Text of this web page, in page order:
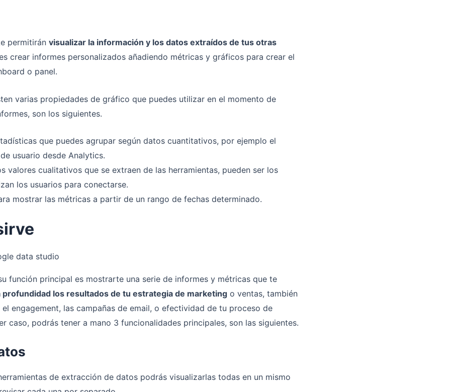
permitirán visualizar la información y los datos extraídos de tus otras
crear informes personalizados añadiendo métricas y gráficos para crear el
o panel.
varias propiedades de gráfico que puedes utilizar en el momento de
son los siguientes.
que puedes agrupar según datos cuantitativos, por ejemplo el
usuario desde Analytics.
valores cualitativos que se extraen de las herramientas, pueden ser los
los usuarios para conectarse.
mostrar las métricas a partir de un rango de fechas determinado.
función principal es mostrarte una serie de informes y métricas que te
profundidad los resultados de tu estrategia de marketing o ventas, también
engagement, las campañas de email, o efectividad de tu proceso de
caso, podrás tener a mano 3 funcionalidades principales, son las siguientes.
de extracción de datos podrás visualizarlas todas en un mismo